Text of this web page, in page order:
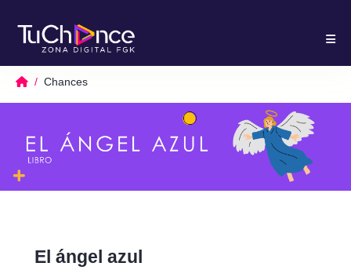
Chances
El ángel azul